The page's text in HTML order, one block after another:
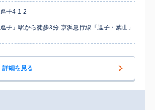
子4-1-2
子」駅から徒歩3分 京浜急行線「逗子・葉山」
詳細を見る